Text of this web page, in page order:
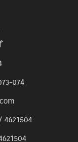
074
4621504